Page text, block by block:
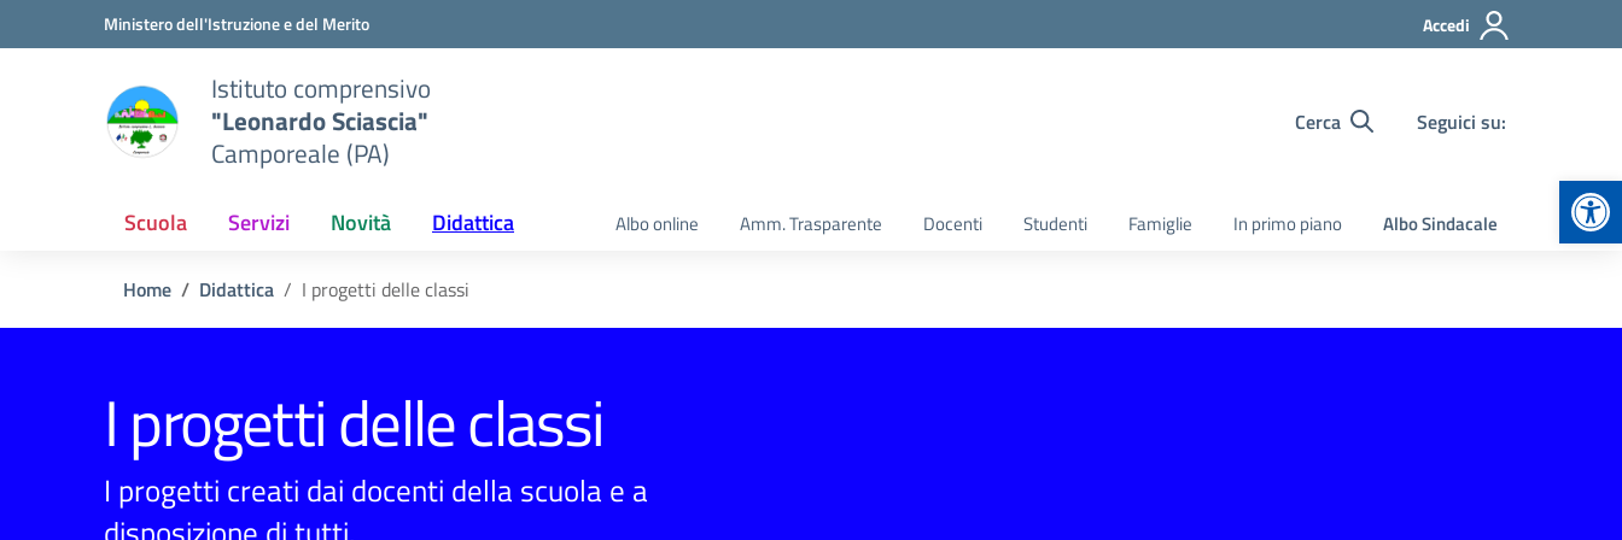
Vai ai contenuti
Vai al menu di navigazioneMinistero dell'Istruzione e del Merito Accedi
Istituto comprensivo
"Leonardo Sciascia"
Camporeale (PA)
Cerca Seguici su:
Scuola Servizi Novità Didattica Albo online Amm. Trasparente Docenti Studenti Famiglie In primo piano Albo Sindacale
Home Didattica I progetti delle classi
I progetti delle classi
I progetti creati dai docenti della scuola e a